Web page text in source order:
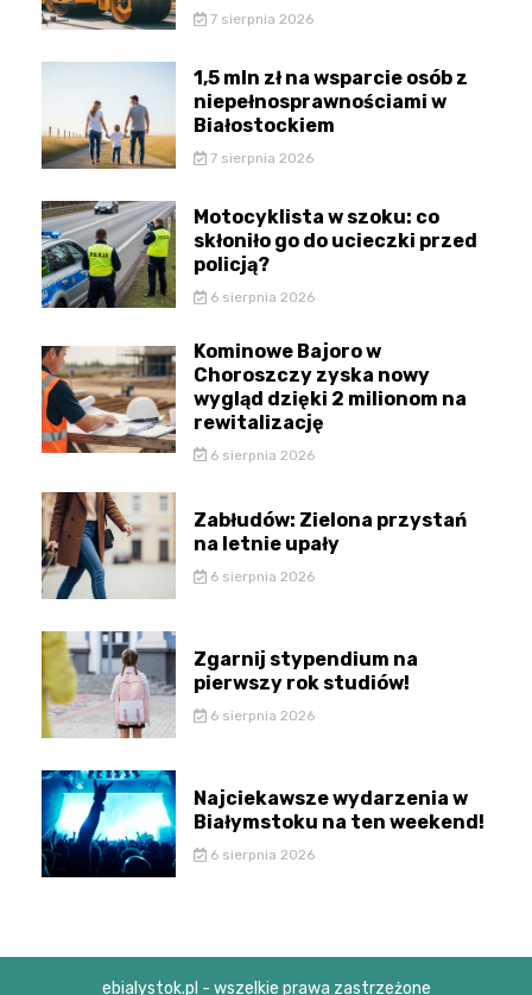
7 sierpnia 2026
1,5 mln zł na wsparcie osób z
niepełnosprawnościami w
Białostockiem
7 sierpnia 2026
Motocyklista w szoku: co
skłoniło go do ucieczki przed
policją?
6 sierpnia 2026
Kominowe Bajoro w
Choroszczy zyska nowy
wygląd dzięki 2 milionom na
rewitalizację
6 sierpnia 2026
Zabłudów: Zielona przystań
na letnie upały
6 sierpnia 2026
Zgarnij stypendium na
pierwszy rok studiów!
6 sierpnia 2026
Najciekawsze wydarzenia w
Białymstoku na ten weekend!
6 sierpnia 2026
ebialystok.pl - wszelkie prawa zastrzeżone